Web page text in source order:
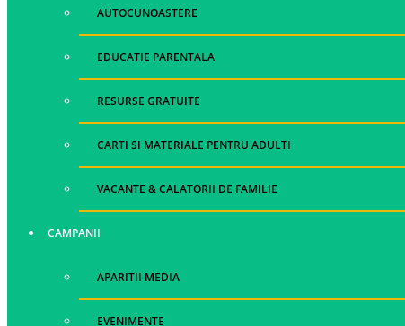
AUTOCUNOASTERE
EDUCATIE PARENTALA
RESURSE GRATUITE
CARTI SI MATERIALE PENTRU ADULTI
VACANTE & CALATORII DE FAMILIE
CAMPANII
APARITII MEDIA
EVENIMENTE